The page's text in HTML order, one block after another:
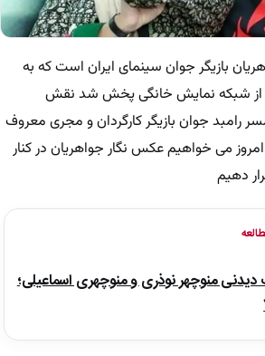
بازیگر جوان سینمای ایران است که به
از شبکه نمایش خانگی پخش شد نقش
رامبد جوان بازیگر کارگردان و مجری معروف
می خواهیم عکس نگار جواهریان در کنار
دهیم
منوچهر نوذری و منوچهری اسماعیلی؛